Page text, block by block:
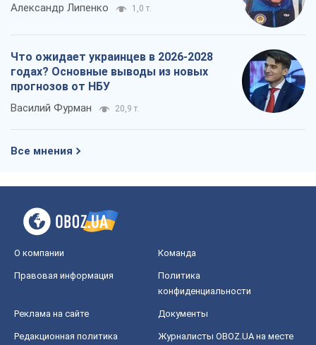
Александр Липенко 1,0 т.
Что ожидает украинцев в 2026-2028
годах? Основные выводы из новых
прогнозов от НБУ
Василий Фурман 20,9 т.
Все мнения
О компании Команда
Правовая информация
Политика
конфиденциальности
Реклама на сайте Документы
Редакционная политика
Журналисты OBOZ.UA на месте